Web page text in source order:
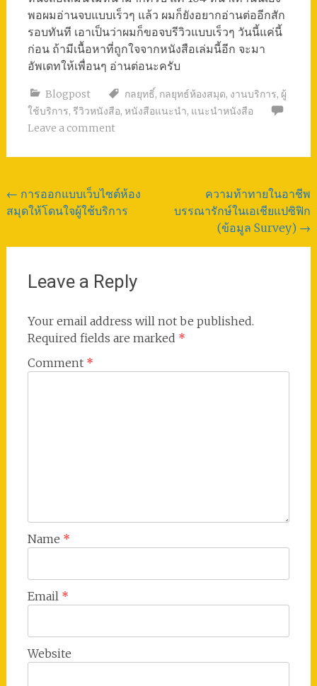
พอผมอ่านจบแบบเร็วๆ แล้ว ผมก็ยังอยากอ่านต่ออีกสัก
รอบทันที เอาเป็นว่าผมก็ขอจบรีวิวแบบเร็วๆ วันนี้แค่นี้
ก่อน ถ้ามีเนื้อหาที่ถูกใจจากหนังสือเล่มนี้อีก จะมา
อัพเดทให้เพื่อนๆ อ่านต่อนะครับ
Blogpost กลยุทธิ์, กลยุทธ์ห้องสมุด, งานบริการ, ผู้
ใช้บริการ, รีวิวหนังสือ, หนังสือแนะนำ, แนะนำหนังสือ
Leave a comment
Post
navigation
← การออกแบบเว็บไซต์ห้อง
สมุดให้โดนใจผู้ใช้บริการ
ความท้าทายในอาชีพ
บรรณารักษ์ในเอเชียแปซิฟิก
(ข้อมูล Survey) →
Leave a Reply
Your email address will not be published.
Required fields are marked *
Comment *
Name *
Email *
Website